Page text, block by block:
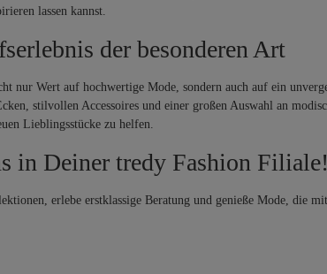
lassen kannst.
der besonderen Art
nur Wert auf hochwertige Mode, sondern auch auf ein
stilvollen Accessoires und einer großen Auswahl an
Lieblingsstücke zu helfen.
in Deiner tredy Fashion Filiale!
erlebe erstklassige Beratung und genieße Mode, die